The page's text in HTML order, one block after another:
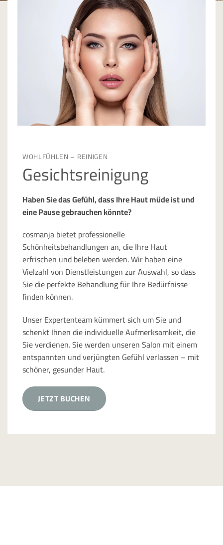
WOHLFÜHLEN – REINIGEN
Gesichtsreinigung
Haben Sie das Gefühl, dass Ihre Haut müde ist und
eine Pause gebrauchen könnte?
cosmanja bietet professionelle
Schönheitsbehandlungen an, die Ihre Haut
erfrischen und beleben werden. Wir haben eine
Vielzahl von Dienstleistungen zur Auswahl, so dass
Sie die perfekte Behandlung für Ihre Bedürfnisse
finden können.
Unser Expertenteam kümmert sich um Sie und
schenkt Ihnen die individuelle Aufmerksamkeit, die
Sie verdienen. Sie werden unseren Salon mit einem
entspannten und verjüngten Gefühl verlassen – mit
schöner, gesunder Haut.
JETZT BUCHEN